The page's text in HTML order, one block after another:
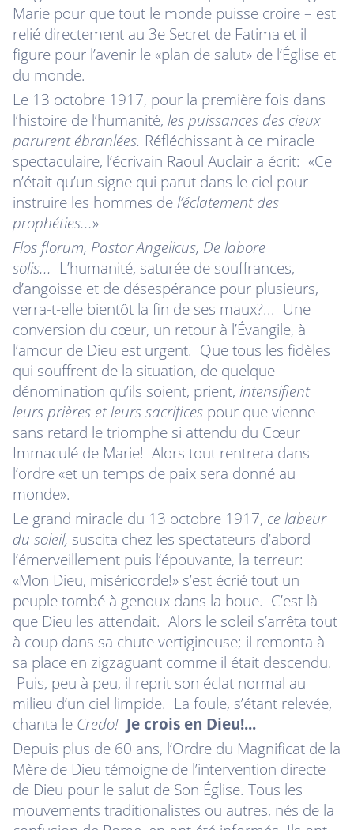
Marie pour que tout le monde puisse croire – est
relié directement au 3e Secret de Fatima et il
figure pour l’avenir le «plan de salut» de l’Église et
du monde.
Le 13 octobre 1917, pour la première fois dans
l’histoire de l’humanité, les puissances des cieux
parurent ébranlées. Réfléchissant à ce miracle
spectaculaire, l’écrivain Raoul Auclair a écrit: «Ce
n’était qu’un signe qui parut dans le ciel pour
instruire les hommes del’éclatement des
prophéties...»
Flos florum, Pastor Angelicus, De labore
solis... L’humanité, saturée de souffrances,
d’angoisse et de désespérance pour plusieurs,
verra-t-elle bientôt la fin de ses maux?... Une
conversion du cœur, un retour à l’Évangile, à
l’amour de Dieu est urgent. Que tous les fidèles
qui souffrent de la situation, de quelque
dénomination qu’ils soient, prient, intensifient
leurs prières et leurs sacrifices pour que vienne
sans retard le triomphe si attendu du Cœur
Immaculé de Marie! Alors tout rentrera dans
l’ordre «et un temps de paix sera donné au
monde».
Le grand miracle du 13 octobre 1917, ce labeur
du soleil, suscita chez les spectateurs d’abord
l’émerveillement puis l’épouvante, la terreur:
«Mon Dieu, miséricorde!» s’est écrié tout un
peuple tombé à genoux dans la boue. C’est là
que Dieu les attendait. Alors le soleil s’arrêta tout
à coup dans sa chute vertigineuse; il remonta à
sa place en zigzaguant comme il était descendu.
Puis, peu à peu, il reprit son éclat normal au
milieu d’un ciel limpide. La foule, s’étant relevée,
chanta le Credo! Je crois en Dieu!...
Depuis plus de 60 ans, l’Ordre du Magnificat de la
Mère de Dieu témoigne de l’intervention directe
de Dieu pour le salut de Son Église. Tous les
mouvements traditionalistes ou autres, nés de la